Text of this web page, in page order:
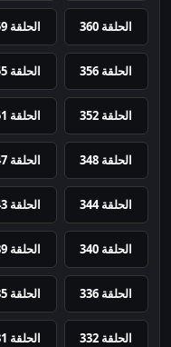
الحلقة 360 الحلقة 359
الحلقة 356 الحلقة 355
الحلقة 352 الحلقة 351
الحلقة 348 الحلقة 347
الحلقة 344 الحلقة 343
الحلقة 340 الحلقة 339
الحلقة 336 الحلقة 335
الحلقة 332 الحلقة 331